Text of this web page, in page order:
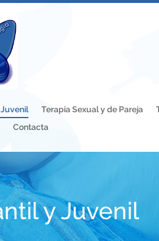
Terapia Sexual y de Pareja
Contacta
y Juvenil